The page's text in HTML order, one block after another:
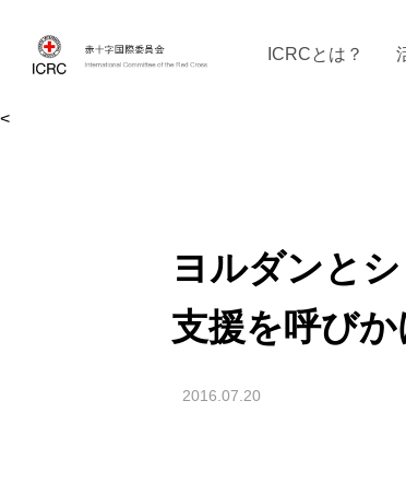
<
ICRCとは？
ヨルダンと
支援を呼びか
2016.07.20